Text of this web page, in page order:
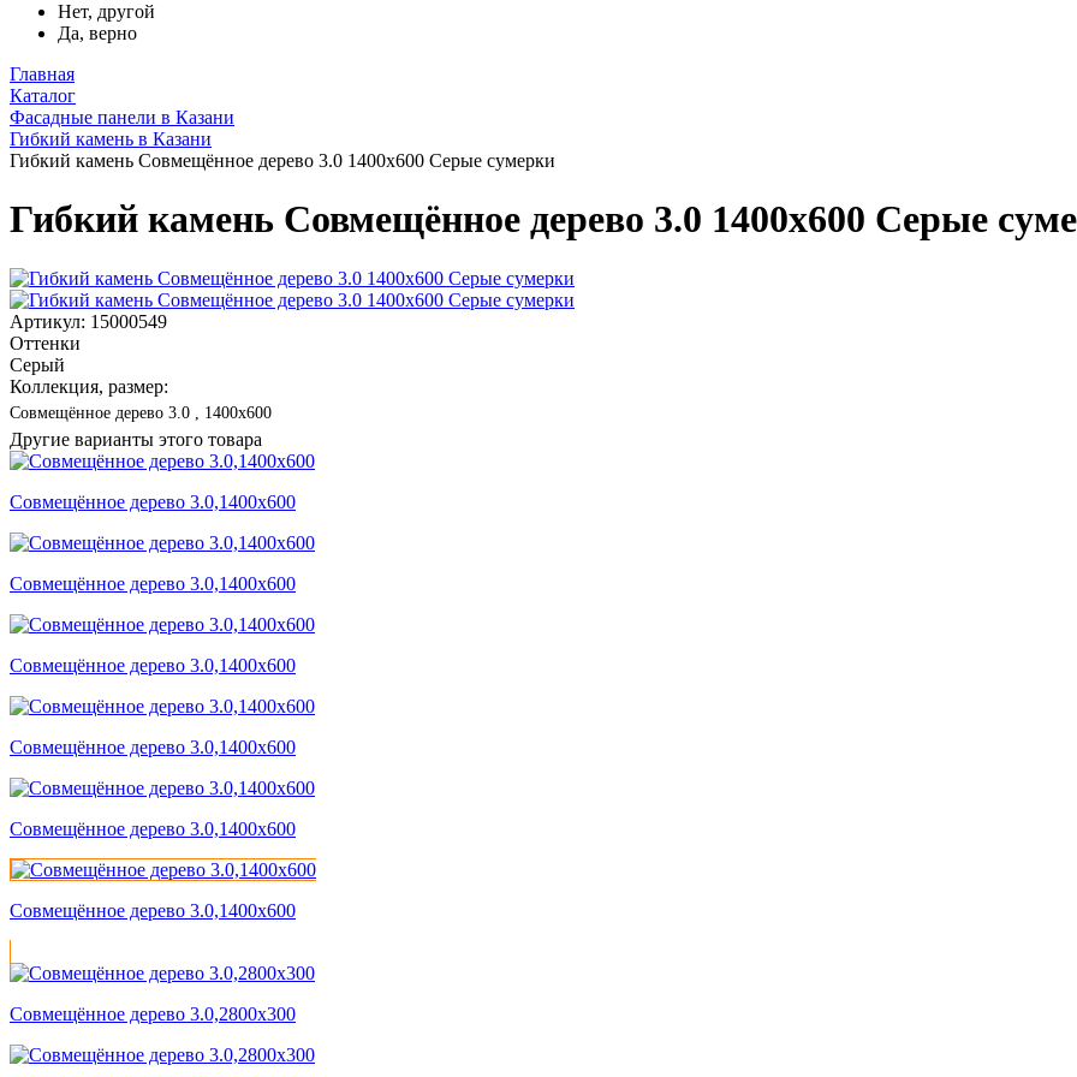
Нет, другой
Да, верно
Главная
Каталог
Фасадные панели в Казани
Гибкий камень в Казани
Гибкий камень Совмещённое дерево 3.0 1400x600 Серые сумерки
Гибкий камень Совмещённое дерево 3.0 1400x600 Серые
Артикул: 15000549
Оттенки
Серый
Коллекция, размер:
Совмещённое дерево 3.0 , 1400x600
Другие варианты этого товара
Совмещённое дерево 3.0,1400x600
Совмещённое дерево 3.0,1400x600
Совмещённое дерево 3.0,1400x600
Совмещённое дерево 3.0,1400x600
Совмещённое дерево 3.0,1400x600
Совмещённое дерево 3.0,1400x600
Совмещённое дерево 3.0,2800x300